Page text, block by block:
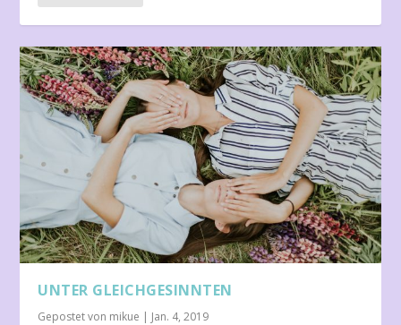
UNTER GLEICHGESINNTEN
Gepostet von mikue | Jan. 4, 2019